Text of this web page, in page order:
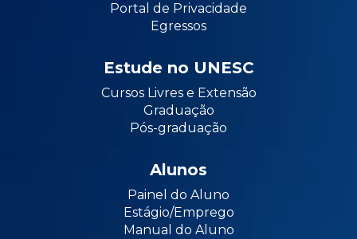
Portal de Privacidade
Egressos
Estude no UNESC
Cursos Livres e Extensão
Graduação
Pós-graduação
Alunos
Painel do Aluno
Estágio/Emprego
Manual do Aluno